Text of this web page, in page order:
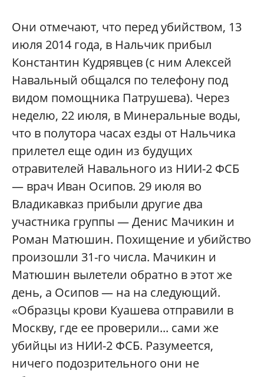
Они отмечают, что перед убийством, 13
июля 2014 года, в Нальчик прибыл
Константин Кудрявцев (с ним Алексей
Навальный общался по телефону под
видом помощника Патрушева). Через
неделю, 22 июля, в Минеральные воды,
что в полутора часах езды от Нальчика
прилетел еще один из будущих
отравителей Навального из НИИ-2 ФСБ
— врач Иван Осипов. 29 июля во
Владикавказ прибыли другие два
участника группы — Денис Мачикин и
Роман Матюшин. Похищение и убийство
произошли 31-го числа. Мачикин и
Матюшин вылетели обратно в этот же
день, а Осипов — на на следующий.
«Образцы крови Куашева отправили в
Москву, где ее проверили... сами же
убийцы из НИИ-2 ФСБ. Разумеется,
ничего подозрительного они не